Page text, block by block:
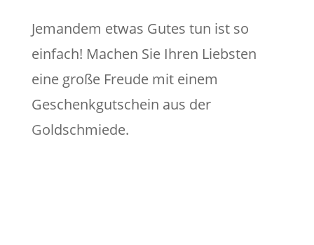
Jemandem etwas Gutes tun ist so
einfach! Machen Sie Ihren Liebsten
eine große Freude mit einem
Geschenkgutschein aus der
Goldschmiede.